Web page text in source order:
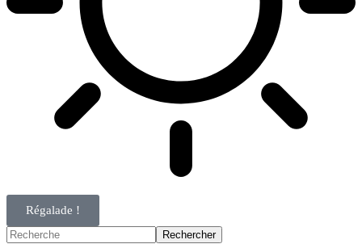
Régalade !